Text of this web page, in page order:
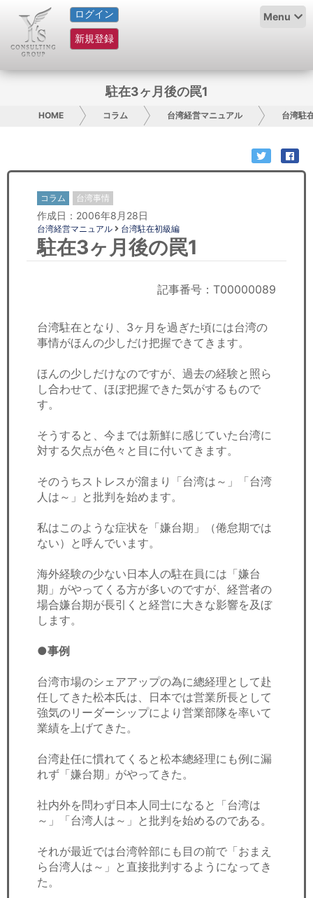
ログイン
新規登録
Menu
HOME
サービス紹介
グループ概要
日本人にPR
コンサルティング
経済ニュース
労務顧問
飲食店情報
駐在3ヶ月後の罠1
HOME コラム 台湾経営マニュアル 台湾駐
コラム 台湾事情
作成日：2006年8月28日
台湾経営マニュアル 台湾駐在初級編
駐在3ヶ月後の罠1
記事番号：T00000089
台湾駐在となり、3ヶ月を過ぎた頃には台湾の
事情がほんの少しだけ把握できてきます。
ほんの少しだけなのですが、過去の経験と照ら
し合わせて、ほぼ把握できた気がするもので
す。
そうすると、今までは新鮮に感じていた台湾に
対する欠点が色々と目に付いてきます。
そのうちストレスが溜まり「台湾は～」「台湾
人は～」と批判を始めます。
私はこのような症状を「嫌台期」（倦怠期では
ない）と呼んでいます。
海外経験の少ない日本人の駐在員には「嫌台
期」がやってくる方が多いのですが、経営者の
場合嫌台期が長引くと経営に大きな影響を及ぼ
します。
●事例
台湾市場のシェアアップの為に總経理として赴
任してきた松本氏は、日本では営業所長として
強気のリーダーシップにより営業部隊を率いて
業績を上げてきた。
台湾赴任に慣れてくると松本總経理にも例に漏
れず「嫌台期」がやってきた。
社内外を問わず日本人同士になると「台湾は
～」「台湾人は～」と批判を始めるのである。
それが最近では台湾幹部にも目の前で「おまえ
ら台湾人は～」と直接批判するようになってき
た。